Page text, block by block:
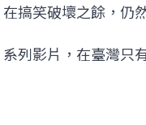
搞笑破壞之餘，仍
列影片，在臺灣只